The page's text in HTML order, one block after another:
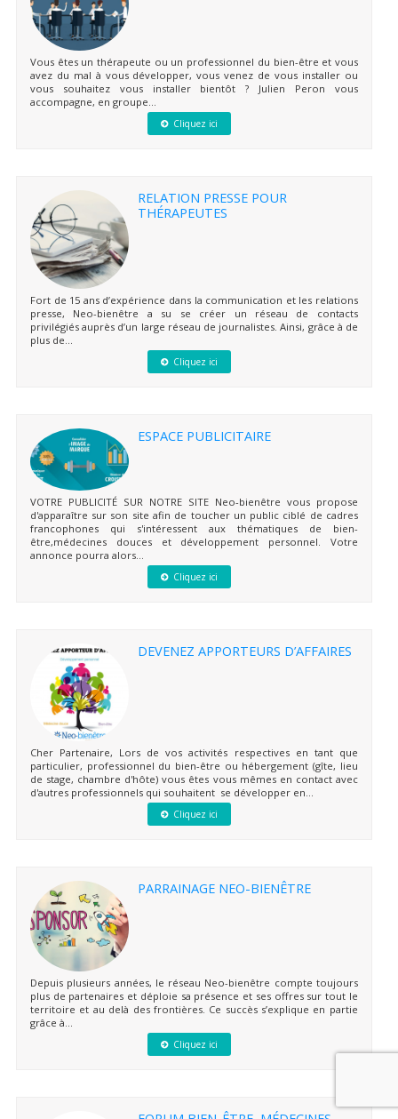
Vous êtes un thérapeute ou un professionnel du bien-être et vous
avez du mal à vous développer, vous venez de vous installer ou
vous souhaitez vous installer bientôt ? Julien Peron vous
accompagne, en groupe...
Cliquez ici
RELATION PRESSE POUR
THÉRAPEUTES
Fort de 15 ans d’expérience dans la communication et les relations
presse, Neo-bienêtre a su se créer un réseau de contacts
privilégiés auprès d’un large réseau de journalistes. Ainsi, grâce à de
plus de...
Cliquez ici
ESPACE PUBLICITAIRE
VOTRE PUBLICITÉ SUR NOTRE SITE Neo-bienêtre vous propose
d'apparaître sur son site afin de toucher un public ciblé de cadres
francophones qui s'intéressent aux thématiques de bien-
être,médecines douces et développement personnel. Votre
annonce pourra alors...
Cliquez ici
DEVENEZ APPORTEURS D’AFFAIRES
Cher Partenaire, Lors de vos activités respectives en tant que
particulier, professionnel du bien-être ou hébergement (gîte, lieu
de stage, chambre d'hôte) vous êtes vous mêmes en contact avec
d'autres professionnels qui souhaitent se développer en...
Cliquez ici
PARRAINAGE NEO-BIENÊTRE
Depuis plusieurs années, le réseau Neo-bienêtre compte toujours
plus de partenaires et déploie sa présence et ses offres sur tout le
territoire et au delà des frontières. Ce succès s’explique en partie
grâce à...
Cliquez ici